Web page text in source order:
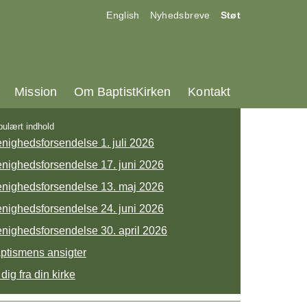
17.0:
English 18.0:
Nyhedsbreve 19.0:
Støt
25.0:
Mission 26.0:
Om BaptistKirken 27.0:
Kontakt
indhold
1. juli 2026
17. juni 2026
13. maj 2026
24. juni 2026
30. april 2026
ansigter
fra din kirke